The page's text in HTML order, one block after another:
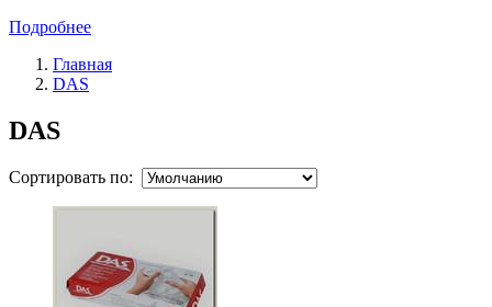
Подробнее
Главная
DAS
DAS
Сортировать по: